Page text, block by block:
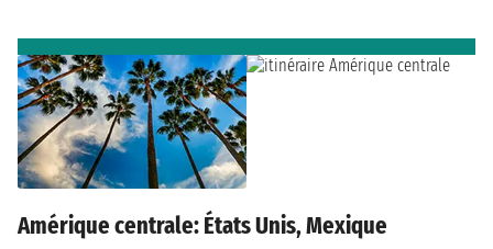
Amérique centrale: États Unis, Mexique